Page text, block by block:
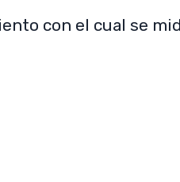
con el cual se